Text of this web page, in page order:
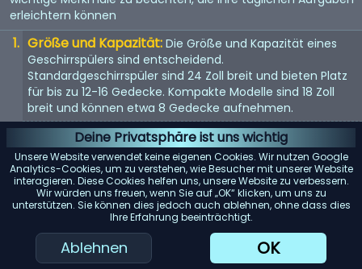
Deine Privatsphäre ist uns wichtig
Unsere Website verwendet keine eigenen Cookies. Wir nutzen Google
Analytics-Cookies, um zu verstehen, wie Besucher mit unserer Website
interagieren. Diese Cookies helfen uns, unsere Website zu verbessern.
Wir würden uns freuen, wenn Sie auf „OK“ klicken, um uns zu
unterstützen. Sie können dies jedoch auch ablehnen, ohne dass dies
Ihre Erfahrung beeinträchtigt.
Ablehnen OK
erleichtern können
Größe und Kapazität: Die Größe und Kapazität eines
Geschirrspülers sind entscheidend.
Standardgeschirrspüler sind 24 Zoll breit und bieten Platz
für bis zu 12-16 Gedecke. Kompakte Modelle sind 18 Zoll
breit und können etwa 8 Gedecke aufnehmen.
Energieeffizienz: Achten Sie auf Geschirrspüler mit einer
Energy Star-Bewertung. Diese Modelle verbrauchen
weniger Wasser und Strom, was Ihnen langfristig Geld
spart.
Geräuschpegel: Geschirrspüler können laut sein. Wenn
Lärm ein Problem darstellt, suchen Sie nach Modellen mit
einem Dezibelwert von 45 oder darunter.